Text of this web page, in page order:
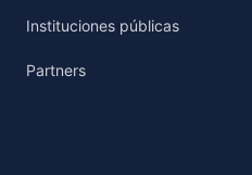
Instituciones públicas
Partners